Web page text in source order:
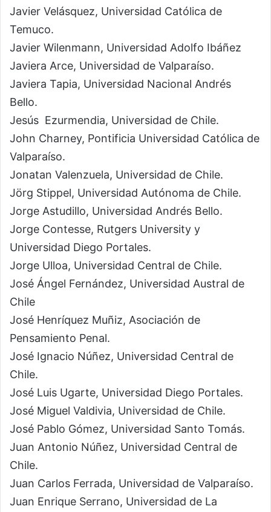
Javier Velásquez, Universidad Católica de
Temuco.
Javier Wilenmann, Universidad Adolfo Ibáñez
Javiera Arce, Universidad de Valparaíso.
Javiera Tapia, Universidad Nacional Andrés
Bello.
Jesús Ezurmendia, Universidad de Chile.
John Charney, Pontificia Universidad Católica de
Valparaíso.
Jonatan Valenzuela, Universidad de Chile.
Jörg Stippel, Universidad Autónoma de Chile.
Jorge Astudillo, Universidad Andrés Bello.
Jorge Contesse, Rutgers University y
Universidad Diego Portales.
Jorge Ulloa, Universidad Central de Chile.
José Ángel Fernández, Universidad Austral de
Chile
José Henríquez Muñiz, Asociación de
Pensamiento Penal.
José Ignacio Núñez, Universidad Central de
Chile.
José Luis Ugarte, Universidad Diego Portales.
José Miguel Valdivia, Universidad de Chile.
José Pablo Gómez, Universidad Santo Tomás.
Juan Antonio Núñez, Universidad Central de
Chile.
Juan Carlos Ferrada, Universidad de Valparaíso.
Juan Enrique Serrano, Universidad de La